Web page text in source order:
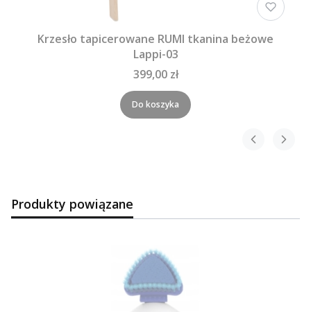
Krzesło tapicerowane RUMI tkanina beżowe
Lappi-03
399,00 zł
Do koszyka
Produkty powiązane